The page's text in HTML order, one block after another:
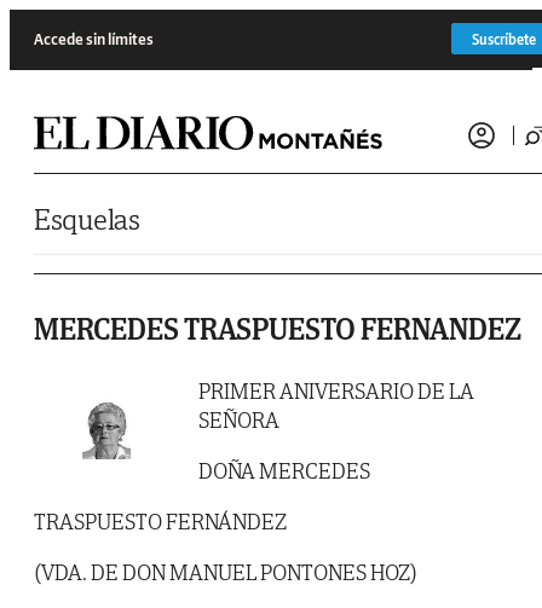
Accede sin límites Suscríbete
Esquelas
MERCEDES TRASPUESTO FERNANDEZ
PRIMER ANIVERSARIO DE LA
SEÑORA
DOÑA MERCEDES
TRASPUESTO FERNÁNDEZ
(VDA. DE DON MANUEL PONTONES HOZ)